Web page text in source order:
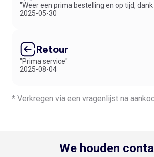
"Weer een prima bestelling en op tijd, dank
2025-05-30
Retour
"Prima service"
2025-08-04
* Verkregen via een vragenlijst na
We houden